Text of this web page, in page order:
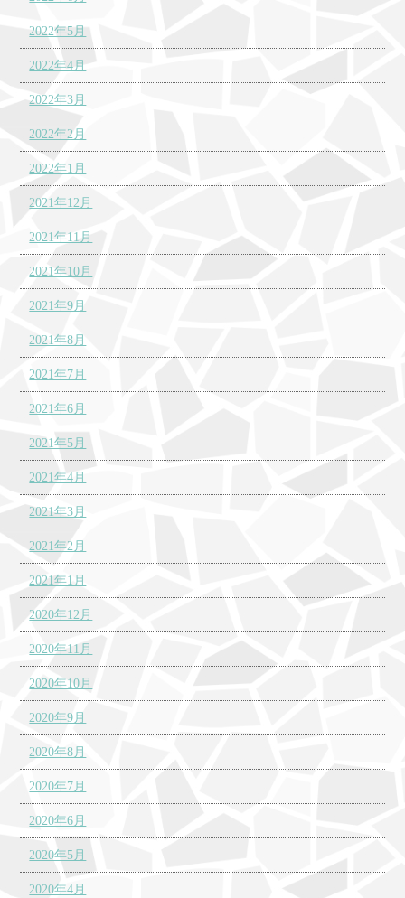
2022年5月
2022年4月
2022年3月
2022年2月
2022年1月
2021年12月
2021年11月
2021年10月
2021年9月
2021年8月
2021年7月
2021年6月
2021年5月
2021年4月
2021年3月
2021年2月
2021年1月
2020年12月
2020年11月
2020年10月
2020年9月
2020年8月
2020年7月
2020年6月
2020年5月
2020年4月